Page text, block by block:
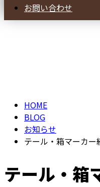
お問い合わせ
HOME
BLOG
お知らせ
テール・箱マーカー
テール・箱